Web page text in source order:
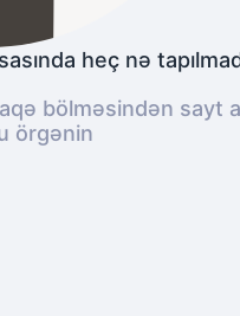
heç nə
bölməsindən sayt
örgənin